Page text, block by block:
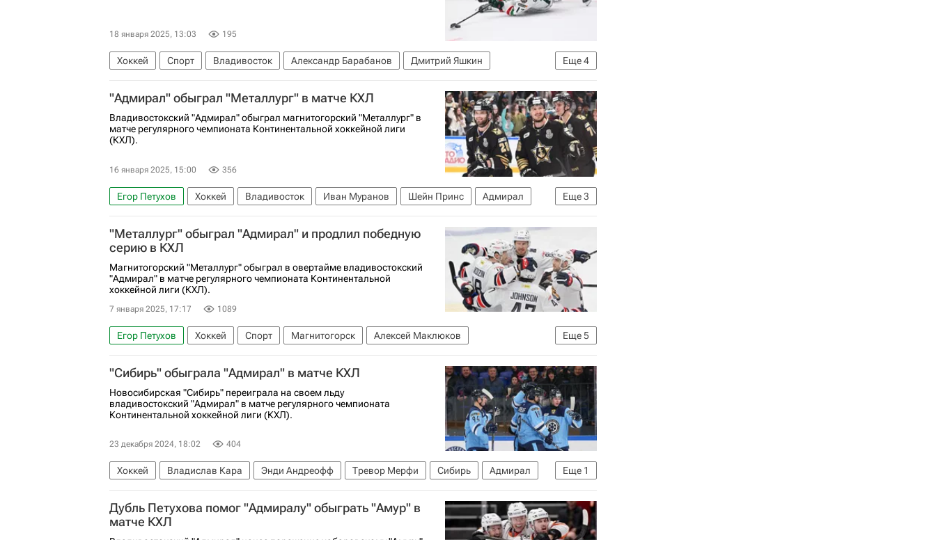
18 января 2025, 13:03 195
Еще4
Хоккей Спорт Владивосток Александр Барабанов
Дмитрий Яшкин
Семен Кошелев
Адмирал Ак Барс КХЛ 2025-2026
"Адмирал" обыграл "Металлург" в матче КХЛ
Владивостокский "Адмирал" обыграл магнитогорский "Металлург" в
матче регулярного чемпионата Континентальной хоккейной лиги
(КХЛ).
16 января 2025, 15:00 356
Еще3
Егор Петухов Хоккей Владивосток Иван Муранов Шейн Принс
Адмирал
Ак Барс
Металлург (Магнитогорск) КХЛ 2025-2026
"Металлург" обыграл "Адмирал" и продлил победную
серию в КХЛ
Магнитогорский "Металлург" обыграл в овертайме владивостокский
"Адмирал" в матче регулярного чемпионата Континентальной
хоккейной лиги (КХЛ).
7 января 2025, 17:17 1089
Еще5
Егор Петухов Хоккей Спорт Магнитогорск
Алексей Маклюков
Даниил Вовченко
Адмирал Трактор КХЛ 2025-2026 Металлург (Магнитогорск)
"Сибирь" обыграла "Адмирал" в матче КХЛ
Новосибирская "Сибирь" переиграла на своем льду
владивостокский "Адмирал" в матче регулярного чемпионата
Континентальной хоккейной лиги (КХЛ).
23 декабря 2024, 18:02 404
Еще 1
Хоккей Владислав Кара Энди Андреофф Тревор Мерфи Сибирь
Адмирал
КХЛ 2025-2026
Дубль Петухова помог "Адмиралу" обыграть "Амур" в
матче КХЛ